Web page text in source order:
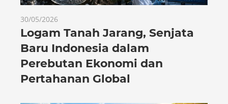
30/05/2026
Logam Tanah Jarang, Senjata
Baru Indonesia dalam
Perebutan Ekonomi dan
Pertahanan Global